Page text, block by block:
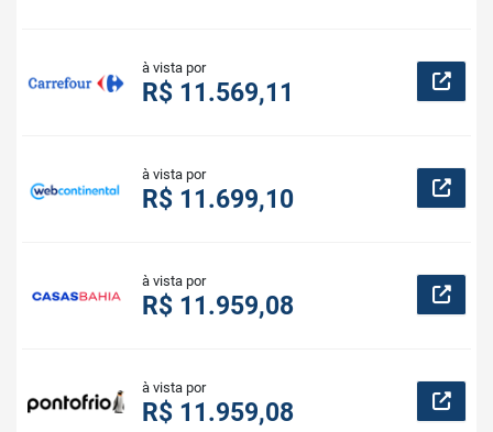
à vista por
R$ 11.569,11
à vista por
R$ 11.699,10
à vista por
R$ 11.959,08
à vista por
R$ 11.959,08